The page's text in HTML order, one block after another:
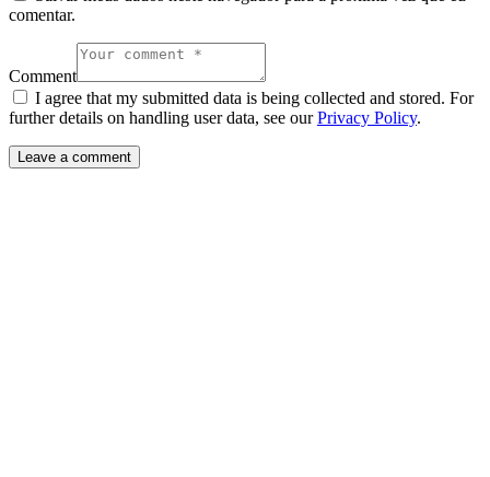
comentar.
Comment
I agree that my submitted data is being collected and stored. For
further details on handling user data, see ourPrivacy Policy.